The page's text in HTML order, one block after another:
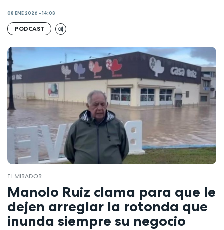
08 ENE 2026 - 14:03
PODCAST
EL MIRADOR
Manolo Ruiz clama para que le
dejen arreglar la rotonda que
inunda siempre su negocio